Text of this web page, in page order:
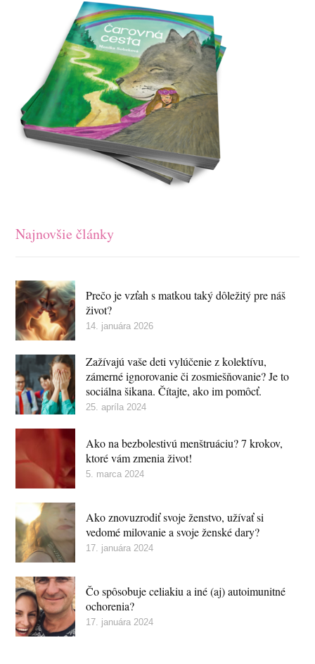
Najnovšie články
Prečo je vzťah s matkou taký dôležitý pre náš
život?
14. januára 2026
Zažívajú vaše deti vylúčenie z kolektívu,
zámerné ignorovanie či zosmiešňovanie? Je to
sociálna šikana. Čítajte, ako im pomôcť.
25. apríla 2024
Ako na bezbolestivú menštruáciu? 7 krokov,
ktoré vám zmenia život!
5. marca 2024
Ako znovuzrodiť svoje ženstvo, užívať si
vedomé milovanie a svoje ženské dary?
17. januára 2024
Čo spôsobuje celiakiu a iné (aj) autoimunitné
ochorenia?
17. januára 2024